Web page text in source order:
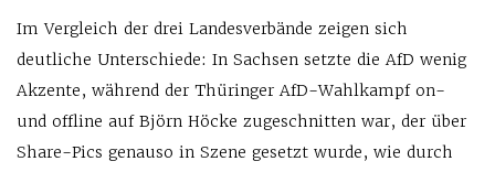
Im Vergleich der drei Landesverbände zeigen sich
deutliche Unterschiede: In Sachsen setzte die AfD wenig
Akzente, während der Thüringer AfD-Wahlkampf on-
und offline auf Björn Höcke zugeschnitten war, der über
Share-Pics genauso in Szene gesetzt wurde, wie durch